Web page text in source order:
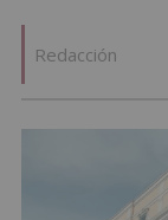
Redacción